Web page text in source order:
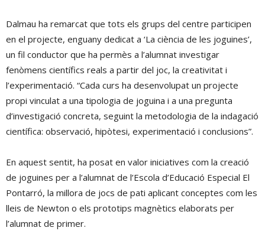
Dalmau ha remarcat que tots els grups del centre participen
en el projecte, enguany dedicat a ‘La ciència de les joguines’,
un fil conductor que ha permès a l’alumnat investigar
fenòmens científics reals a partir del joc, la creativitat i
l’experimentació. “Cada curs ha desenvolupat un projecte
propi vinculat a una tipologia de joguina i a una pregunta
d’investigació concreta, seguint la metodologia de la indagació
científica: observació, hipòtesi, experimentació i conclusions”.
En aquest sentit, ha posat en valor iniciatives com la creació
de joguines per a l’alumnat de l’Escola d’Educació Especial El
Pontarró, la millora de jocs de pati aplicant conceptes com les
lleis de Newton o els prototips magnètics elaborats per
l’alumnat de primer.